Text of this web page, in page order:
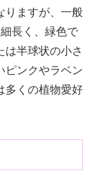
りますが、一般
長く、緑色で
は半球状の小さ
ピンクやラベン
多くの植物愛好